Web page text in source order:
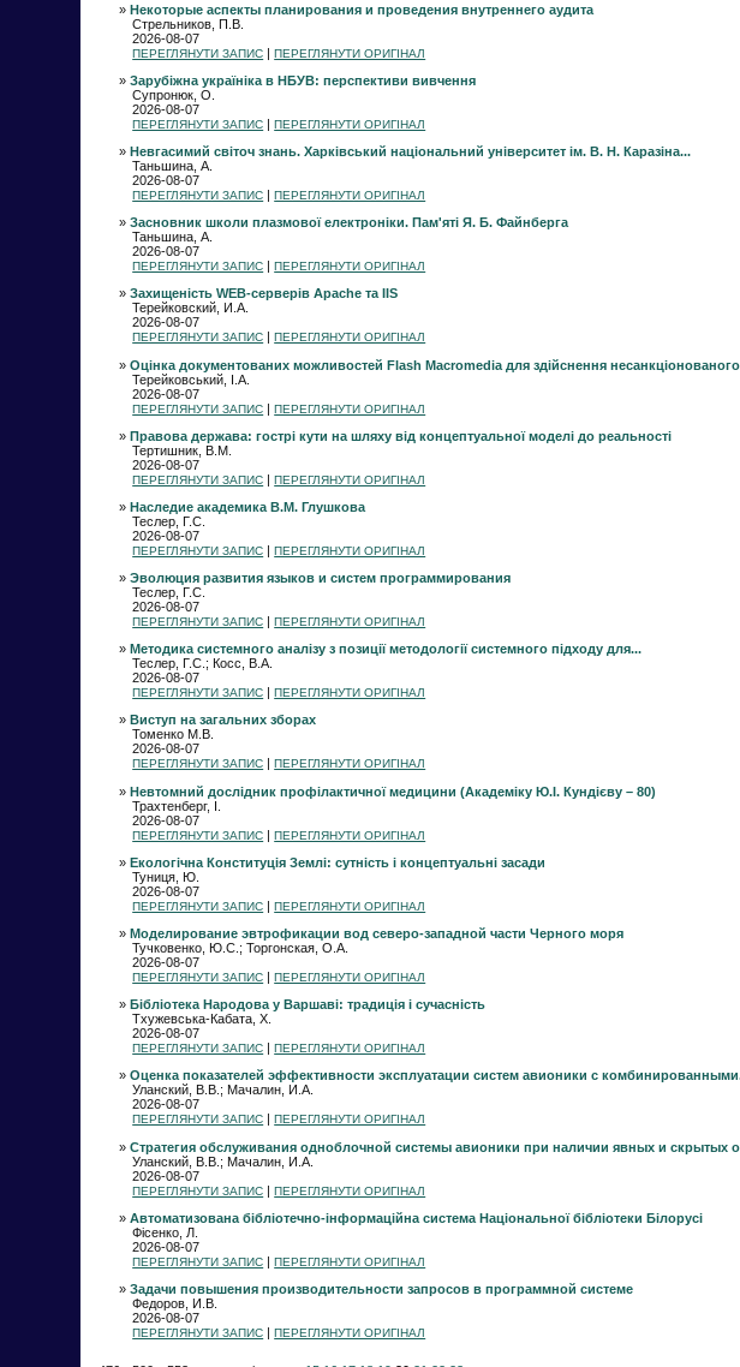
» Некоторые аспекты планирования и проведения внутреннего аудита
Стрельников, П.В.
2026-08-07
ПЕРЕГЛЯНУТИ ЗАПИС |ПЕРЕГЛЯНУТИ ОРИГІНАЛ
» Зарубіжна україніка в НБУВ: перспективи вивчення
Супронюк, О.
2026-08-07
ПЕРЕГЛЯНУТИ ЗАПИС |ПЕРЕГЛЯНУТИ ОРИГІНАЛ
» Невгасимий світоч знань. Харківський національний університет ім. В. Н. Каразіна...
Таньшина, А.
2026-08-07
ПЕРЕГЛЯНУТИ ЗАПИС |ПЕРЕГЛЯНУТИ ОРИГІНАЛ
» Засновник школи плазмової електроніки. Пам'яті Я. Б. Файнберга
Таньшина, А.
2026-08-07
ПЕРЕГЛЯНУТИ ЗАПИС |ПЕРЕГЛЯНУТИ ОРИГІНАЛ
» Захищеність WEB-серверів Apache та IIS
Терейковский, И.А.
2026-08-07
ПЕРЕГЛЯНУТИ ЗАПИС |ПЕРЕГЛЯНУТИ ОРИГІНАЛ
» Оцінка документованих можливостей Flash Macromedia для здійснення
Терейковський, І.А.
2026-08-07
ПЕРЕГЛЯНУТИ ЗАПИС |ПЕРЕГЛЯНУТИ ОРИГІНАЛ
» Правова держава: гострі кути на шляху від концептуальної моделі до реальності
Тертишник, В.М.
2026-08-07
ПЕРЕГЛЯНУТИ ЗАПИС |ПЕРЕГЛЯНУТИ ОРИГІНАЛ
» Наследие академика В.М. Глушкова
Теслер, Г.С.
2026-08-07
ПЕРЕГЛЯНУТИ ЗАПИС |ПЕРЕГЛЯНУТИ ОРИГІНАЛ
» Эволюция развития языков и систем программирования
Теслер, Г.С.
2026-08-07
ПЕРЕГЛЯНУТИ ЗАПИС |ПЕРЕГЛЯНУТИ ОРИГІНАЛ
» Методика системного аналізу з позиції методології системного підходу для...
Теслер, Г.С.; Косс, В.А.
2026-08-07
ПЕРЕГЛЯНУТИ ЗАПИС |ПЕРЕГЛЯНУТИ ОРИГІНАЛ
» Виступ на загальних зборах
Томенко М.В.
2026-08-07
ПЕРЕГЛЯНУТИ ЗАПИС |ПЕРЕГЛЯНУТИ ОРИГІНАЛ
» Невтомний дослідник профілактичної медицини (Академіку Ю.І. Кундієву – 80)
Трахтенберг, І.
2026-08-07
ПЕРЕГЛЯНУТИ ЗАПИС |ПЕРЕГЛЯНУТИ ОРИГІНАЛ
» Екологічна Конституція Землі: сутність і концептуальні засади
Туниця, Ю.
2026-08-07
ПЕРЕГЛЯНУТИ ЗАПИС |ПЕРЕГЛЯНУТИ ОРИГІНАЛ
» Моделирование эвтрофикации вод северо-западной части Черного моря
Тучковенко, Ю.С.; Торгонская, О.А.
2026-08-07
ПЕРЕГЛЯНУТИ ЗАПИС |ПЕРЕГЛЯНУТИ ОРИГІНАЛ
» Бібліотека Народова у Варшаві: традиція і сучасність
Тхужевська-Кабата, Х.
2026-08-07
ПЕРЕГЛЯНУТИ ЗАПИС |ПЕРЕГЛЯНУТИ ОРИГІНАЛ
» Оценка показателей эффективности эксплуатации систем авионики с
Уланский, В.В.; Мачалин, И.А.
2026-08-07
ПЕРЕГЛЯНУТИ ЗАПИС |ПЕРЕГЛЯНУТИ ОРИГІНАЛ
» Стратегия обслуживания одноблочной системы авионики при наличии явных и скрытых
Уланский, В.В.; Мачалин, И.А.
2026-08-07
ПЕРЕГЛЯНУТИ ЗАПИС |ПЕРЕГЛЯНУТИ ОРИГІНАЛ
» Автоматизована бібліотечно-інформаційна система Національної бібліотеки Білорусі
Фісенко, Л.
2026-08-07
ПЕРЕГЛЯНУТИ ЗАПИС |ПЕРЕГЛЯНУТИ ОРИГІНАЛ
» Задачи повышения производительности запросов в программной системе
Федоров, И.В.
2026-08-07
ПЕРЕГЛЯНУТИ ЗАПИС |ПЕРЕГЛЯНУТИ ОРИГІНАЛ